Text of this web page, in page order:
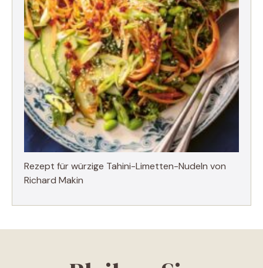
Rezept für würzige Tahini-Limetten-Nudeln von
Richard Makin